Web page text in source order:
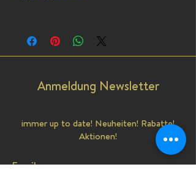
Anmeldung Newsletter
immer up to date! Neuheiten! Rabatte!
Aktionen!
Email